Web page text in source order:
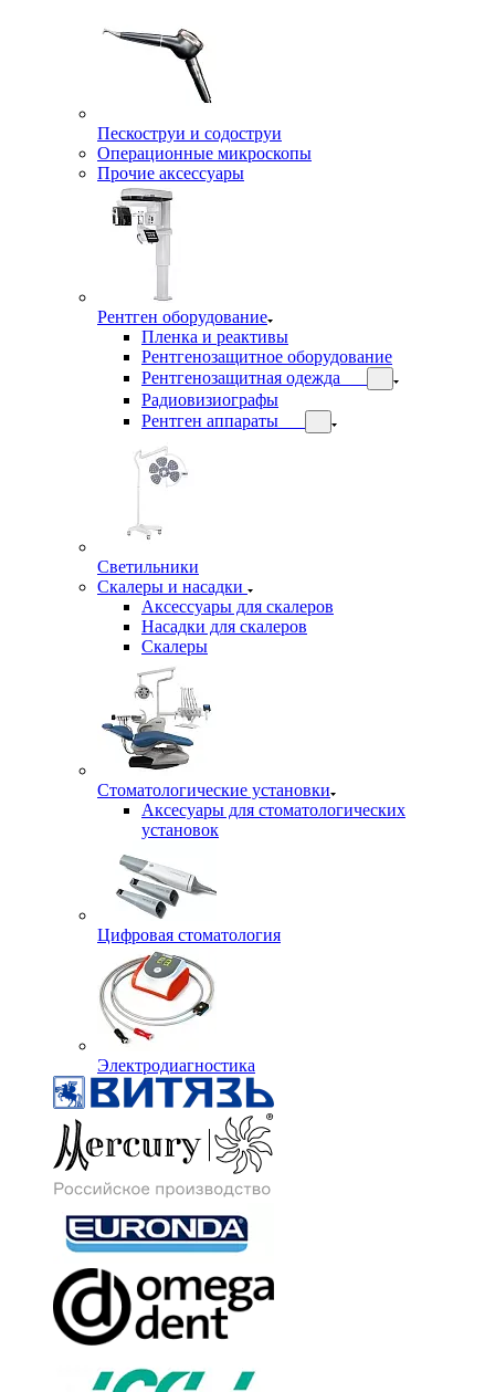
Пескоструи и содоструи
Операционные микроскопы
Прочие аксессуары
Рентген оборудование
Пленка и реактивы
Рентгенозащитное оборудование
Рентгенозащитная одежда
Радиовизиографы
Рентген аппараты
Светильники
Скалеры и насадки
Аксессуары для скалеров
Насадки для скалеров
Скалеры
Стоматологические установки
Аксесуары для стоматологических
установок
Цифровая стоматология
Электродиагностика